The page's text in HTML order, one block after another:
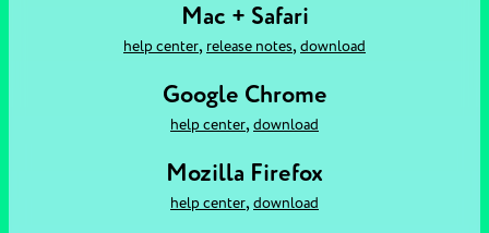
Mac + Safari
help center, release notes, download
Google Chrome
help center, download
Mozilla Firefox
help center, download